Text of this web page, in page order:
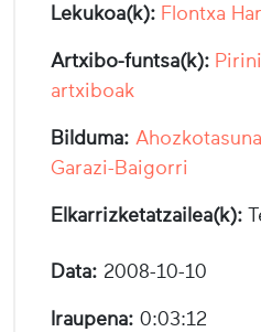
Lekukoa(k): Flontxa
Artxibo-funtsa(k):
artxiboak
Bilduma:
Garazi-Baigorri
Elkarrizketatzailea(k):
Data: 2008-10-10
Iraupena: 0:03:12